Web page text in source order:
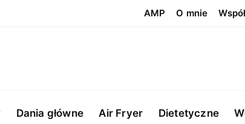
AMP O mnie
Dania główne Air Fryer Dietetyczne